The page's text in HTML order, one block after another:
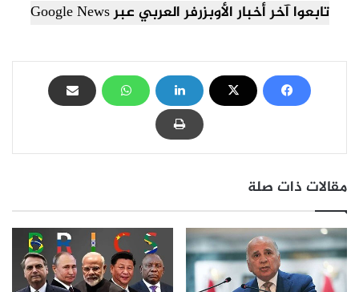
تابعوا آخر أخبار الأوبزرفر العربي عبر Google News
مقالات ذات صلة